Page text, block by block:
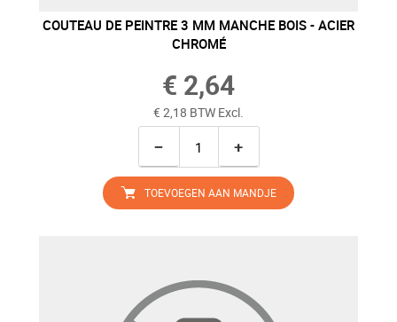
COUTEAU DE PEINTRE 3 MM MANCHE BOIS - ACIER
CHROMÉ
€ 2,64
€ 2,18 BTW Excl.
− +
TOEVOEGEN AAN MANDJE